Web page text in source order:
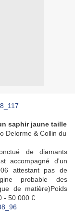
saphir jaune taille
Delorme & Collin du
de diamants
accompagné d'un
attestant pas de
probable des
de matière)Poids
- 50 000 €